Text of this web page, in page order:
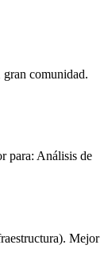
comunidad.
para: Análisis de
Mejor